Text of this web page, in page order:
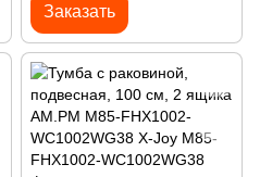
Заказать